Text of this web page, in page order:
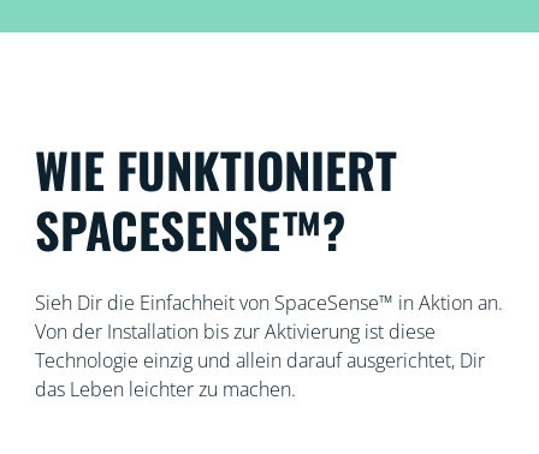
WIE FUNKTIONIERT
SPACESENSE™?
Sieh Dir die Einfachheit von SpaceSense™ in Aktion an.
Von der Installation bis zur Aktivierung ist diese
Technologie einzig und allein darauf ausgerichtet, Dir
das Leben leichter zu machen.